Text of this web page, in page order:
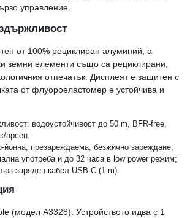
управление.
от 100% рециклиран алуминий, а
земни елементи също са рециклирани,
отпечатък. Дисплеят е защитен с
от флуороеластомер е устойчива и
водоустойчивост до 50 m, BFR‑free,
арсен.
презареждаема, безжично зареждане,
употреба и до 32 часа в low power режим;
заряден кабел USB‑C (1 m).
(модел A3328). Устройството идва с 1